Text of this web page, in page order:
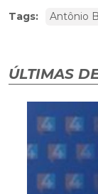
Tags: Antônio
ÚLTIMAS